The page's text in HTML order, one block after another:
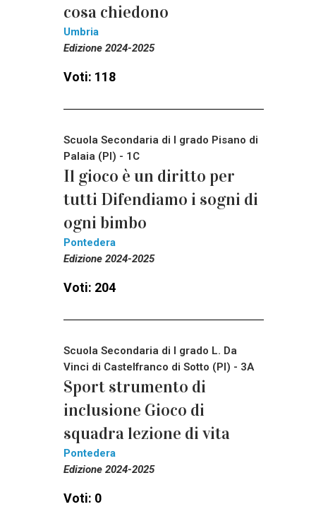
cosa chiedono
Umbria
Edizione 2024-2025
Voti: 118
Scuola Secondaria di I grado Pisano di
Palaia (PI) - 1C
Il gioco è un diritto per
tutti Difendiamo i sogni di
ogni bimbo
Pontedera
Edizione 2024-2025
Voti: 204
Scuola Secondaria di I grado L. Da
Vinci di Castelfranco di Sotto (PI) - 3A
Sport strumento di
inclusione Gioco di
squadra lezione di vita
Pontedera
Edizione 2024-2025
Voti: 0